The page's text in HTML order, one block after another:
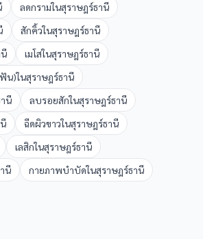
ลดกรามในสุราษฎร์ธานี
สักคิ้วในสุราษฎร์ธานี
เมโสในสุราษฎร์ธานี
น)ในสุราษฎร์ธานี
นี ลบรอยสักในสุราษฎร์ธานี
ฉีดผิวขาวในสุราษฎร์ธานี
เลสิกในสุราษฎร์ธานี
นี กายภาพบำบัดในสุราษฎร์ธานี